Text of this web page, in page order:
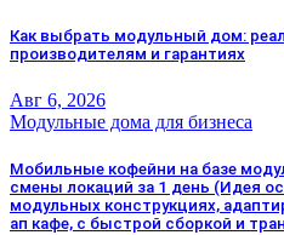
Как выбрать модульный дом:
производителям и гарантиях
Авг 6, 2026
Модульные дома для бизнеса
Мобильные кофейни на базе
смены локаций за 1 день (Идея
модульных конструкциях,
ап кафе, с быстрой сборкой и